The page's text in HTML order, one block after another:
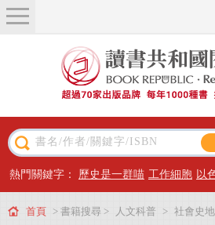
關於我們
近期新書
主題閱讀
出版專區
熱門關鍵字： 歷史是一群喵 工作細胞 以
首頁 > 書籍搜尋 > 人文科普 > 社會史地